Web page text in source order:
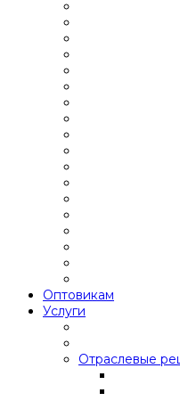
Оптовикам
Услуги
Отраслевые